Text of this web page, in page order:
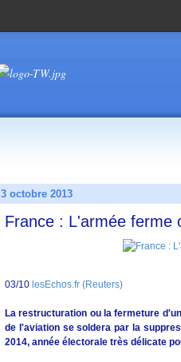
3 octobre 2013
France : L'armée ferme
03/10 lesEchos.fr (Reuters)
La restructuration ou la fermeture
de l'aviation se soldera par la
2014, année électorale très délicate